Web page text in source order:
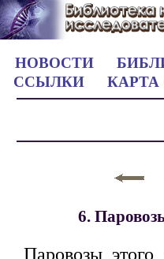
НОВОСТИ
ССЫЛКИ
КАРТА
6.
Паровозы